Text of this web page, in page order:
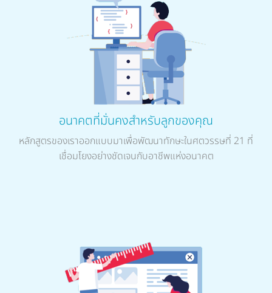
อนาคตที่มั่นคงสำหรับลูกของคุณ
หลักสูตรของเราออกแบบมาเพื่อพัฒนาทักษะในศตวรรษที่ 21 ที่
เชื่อมโยงอย่างชัดเจนกับอาชีพแห่งอนาคต